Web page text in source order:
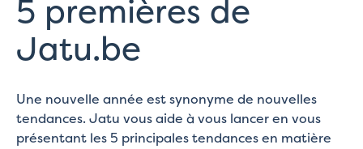
5 premières de
Jatu.be
Une nouvelle année est synonyme de nouvelles
tendances. Jatu vous aide à vous lancer en vous
présentant les 5 principales tendances en matière